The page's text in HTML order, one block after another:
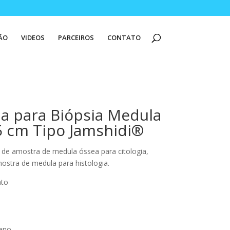
VIDEOS PARCEIROS CONTATO
para Biópsia Medula
cm Tipo Jamshidi®
amostra de medula óssea para citologia,
de medula para histologia.